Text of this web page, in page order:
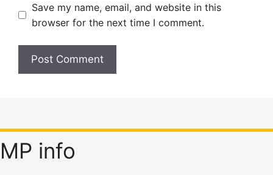
Save my name, email, and website in this
browser for the next time I comment.
MP info